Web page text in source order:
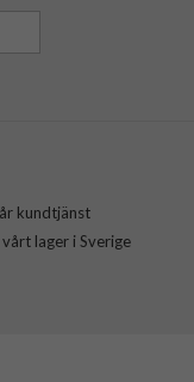
kundtjänst
lager i Sverige